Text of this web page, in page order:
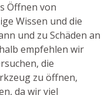
Öffnen von
Wissen und die
und zu Schäden an
empfehlen wir
die
zu öffnen,
da wir viel